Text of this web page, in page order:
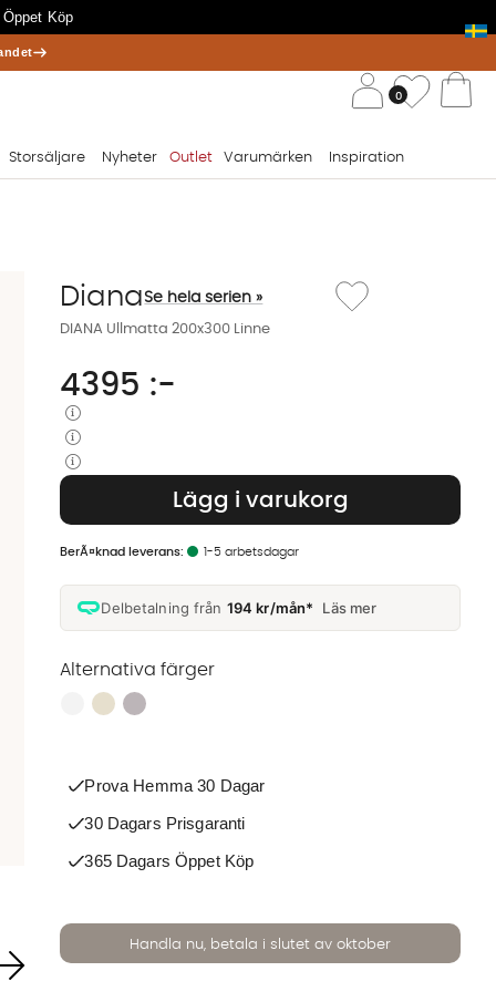
Köp
0
Storsäljare Nyheter Outlet Varumärken Inspiration
DIANA Ullmatta 200x300 Linne
DianaSe hela serien »
Lägg till i önskelista:
4395 :-
Lägg i varukorg
Delbetalning från 194 kr/mån* Läs mer
1-5 arbetsdagar
Alternativa färger
Finns även i dessa färger:
Prova Hemma 30 Dagar
30 Dagars Prisgaranti
365 Dagars Öppet Köp
Handla nu, betala i slutet av oktober